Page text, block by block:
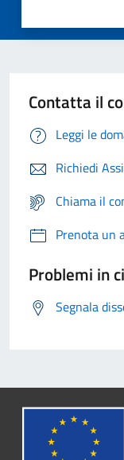
Contatta il
Leggi le
Richiedi
Chiama il
Prenota un
Problemi in
Segnala